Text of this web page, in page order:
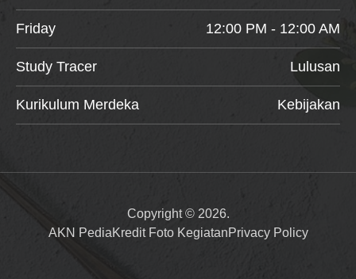
Friday 12:00 PM - 12:00 AM
Study Tracer Lulusan
Kurikulum Merdeka Kebijakan
Copyright © 2026.
AKN PediaKredit Foto KegiatanPrivacy Policy